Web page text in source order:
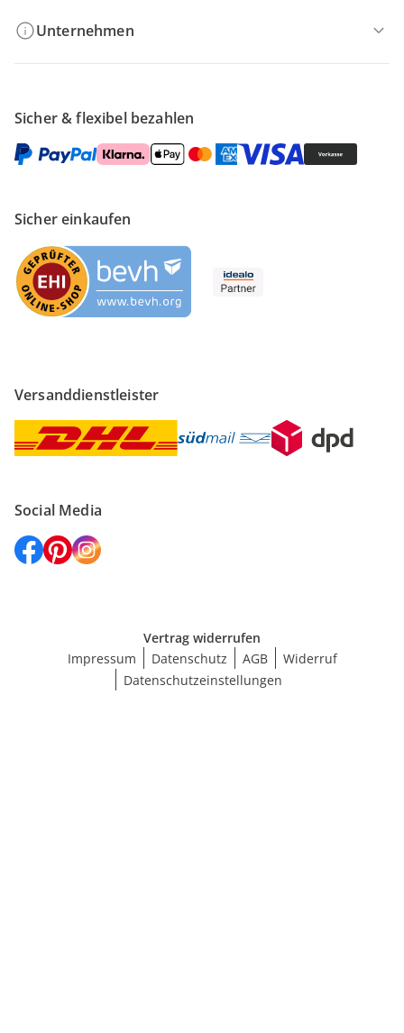
Unternehmen
Sicher & flexibel bezahlen
Sicher einkaufen
Versanddienstleister
Social Media
Vertrag widerrufen
Impressum
Datenschutz AGB
Widerruf
Datenschutzeinstellungen